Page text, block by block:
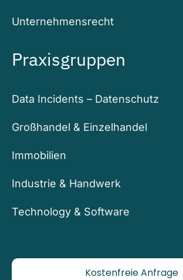
Unternehmensrecht
Praxisgruppen
Data Incidents – Datenschutz
Großhandel & Einzelhandel
Immobilien
Industrie & Handwerk
Technology & Software
Kostenfreie Anfrage